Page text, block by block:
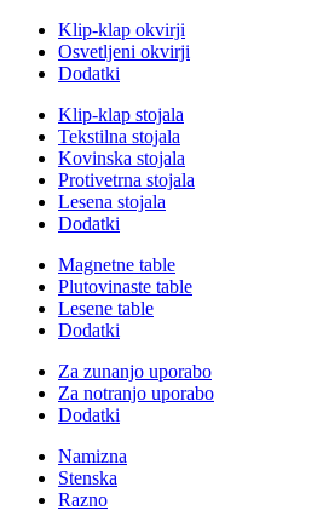
Klip-klap okvirji
Osvetljeni okvirji
Dodatki
Klip-klap stojala
Tekstilna stojala
Kovinska stojala
Protivetrna stojala
Lesena stojala
Dodatki
Magnetne table
Plutovinaste table
Lesene table
Dodatki
Za zunanjo uporabo
Za notranjo uporabo
Dodatki
Namizna
Stenska
Razno